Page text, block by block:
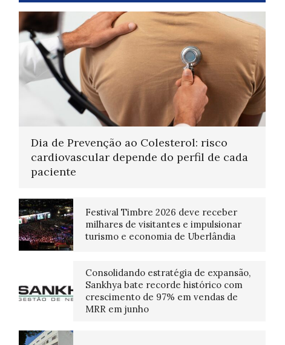
Dia de Prevenção ao Colesterol: risco
cardiovascular depende do perfil de cada
paciente
Festival Timbre 2026 deve receber
milhares de visitantes e impulsionar
turismo e economia de Uberlândia
Consolidando estratégia de expansão,
Sankhya bate recorde histórico com
crescimento de 97% em vendas de
MRR em junho